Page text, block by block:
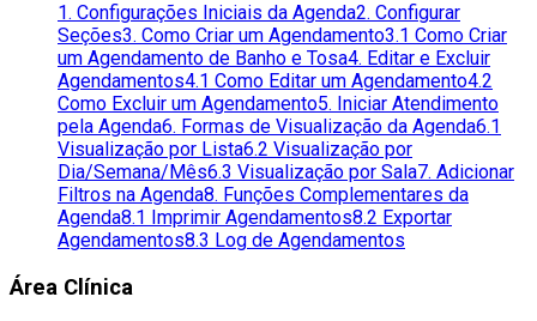
1. Configurações Iniciais da Agenda2. Configurar
Seções3. Como Criar um Agendamento3.1 Como Criar
um Agendamento de Banho e Tosa4. Editar e Excluir
Agendamentos4.1 Como Editar um Agendamento4.2
Como Excluir um Agendamento5. Iniciar Atendimento
pela Agenda6. Formas de Visualização da Agenda6.1
Visualização por Lista6.2 Visualização por
Dia/Semana/Mês6.3 Visualização por Sala7. Adicionar
Filtros na Agenda8. Funções Complementares da
Agenda8.1 Imprimir Agendamentos8.2 Exportar
Agendamentos8.3 Log de Agendamentos
Área Clínica